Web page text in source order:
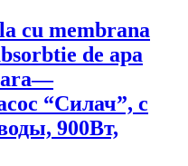
cu membrana
de apa
“Силач”, с
900Вт,